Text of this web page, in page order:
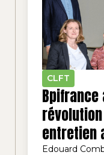
CLFT
entretien
Edouard